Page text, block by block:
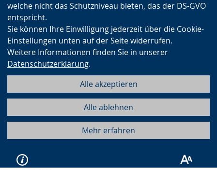
welche nicht das Schutzniveau bieten, das der DS-GVO
entspricht.
Sie können Ihre Einwilligung jederzeit über die Cookie-
Einstellungen unten auf der Seite widerrufen.
Weitere Informationen finden Sie in unserer
Datenschutzerklärung.
Alle akzeptieren
Alle ablehnen
Mehr erfahren